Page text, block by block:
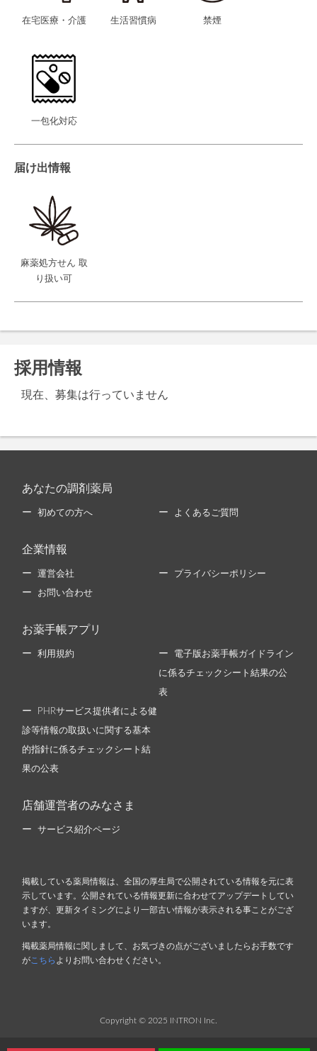
在宅医療・介護 生活習慣病 禁煙
一包化対応
届け出情報
麻薬処方せん 取
り扱い可
採用情報
現在、募集は行っていません
あなたの調剤薬局
初めての方へ よくあるご質問
企業情報
運営会社 プライバシーポリシー
お問い合わせ
お薬手帳アプリ
利用規約 電子版お薬手帳ガイドライン
に係るチェックシート結果の公
表
PHRサービス提供者による健
診等情報の取扱いに関する基本
的指針に係るチェックシート結
果の公表
店舗運営者のみなさま
サービス紹介ページ
掲載している薬局情報は、全国の厚生局で公開されている情報を元に表
示しています。公開されている情報更新に合わせてアップデートしてい
ますが、更新タイミングにより一部古い情報が表示される事ことがござ
います。
掲載薬局情報に関しまして、お気づきの点がございましたらお手数です
が こちら よりお問い合わせください。
Copyright © 2025 INTRON Inc.